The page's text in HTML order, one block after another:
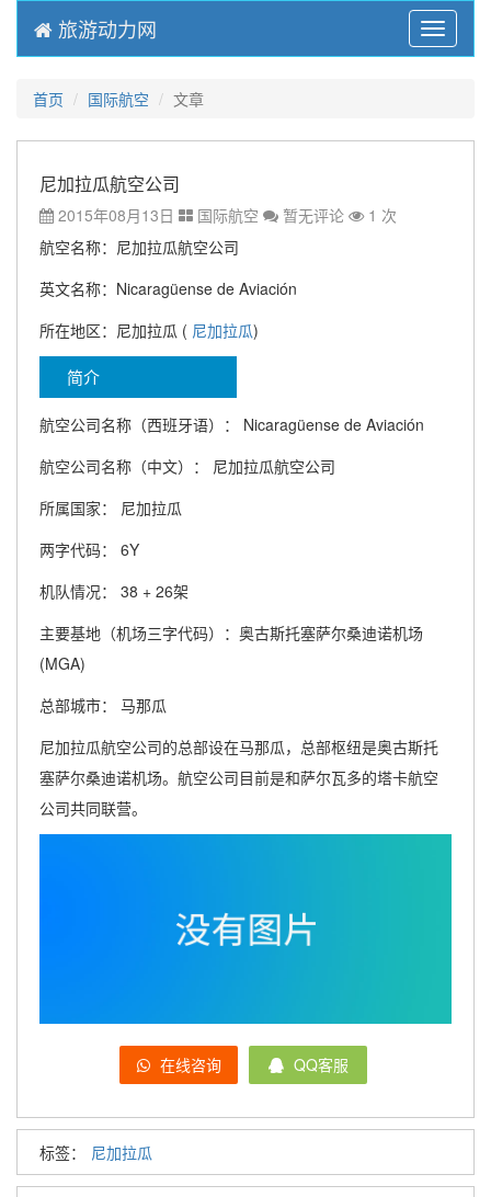
Menu
旅游动力网
首页 国际航空 文章
尼加拉瓜航空公司
2015年08月13日 国际航空 暂无评论
1 次
航空名称：尼加拉瓜航空公司
英文名称：Nicaragüense de Aviación
所在地区：尼加拉瓜 ( 尼加拉瓜)
简介
航空公司名称（西班牙语）： Nicaragüense de Aviación
航空公司名称（中文）： 尼加拉瓜航空公司
所属国家： 尼加拉瓜
两字代码： 6Y
机队情况： 38 + 26架
主要基地（机场三字代码）：奥古斯托塞萨尔桑迪诺机场
(MGA)
总部城市： 马那瓜
尼加拉瓜航空公司的总部设在马那瓜，总部枢纽是奥古斯托
塞萨尔桑迪诺机场。航空公司目前是和萨尔瓦多的塔卡航空
公司共同联营。
在线咨询 QQ客服
标签： 尼加拉瓜